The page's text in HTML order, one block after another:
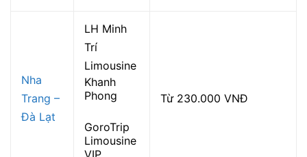
Nha
Trang –
Đà Lạt
LH Minh
Trí
Limousine
Khanh
Phong
GoroTrip
Limousine
VIP
Từ 230.000 VNĐ